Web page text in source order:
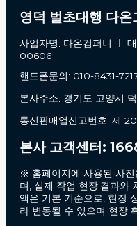
영덕 벌초대행 다온
사업자명: 다온컴퍼니 ㅣ
00606
핸드폰문의: 010-8431-
본사주소: 경기도 고양시
통신판매업신고번호: 제
본사 고객센터:
※ 홈페이지에 사용된 사진
며, 실제 작업 현장·결과
액은 기본 기준으로, 현장
라 변동될 수 있으며 현장